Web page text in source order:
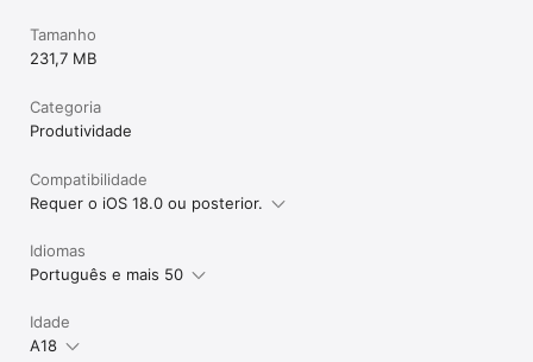
Tamanho
231,7 MB
Categoria
Produtividade
Compatibilidade
Requer o iOS 18.0 ou posterior.
Idiomas
Português e mais 50
Idade
A18